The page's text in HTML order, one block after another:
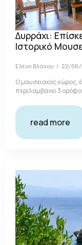
Δυρράχι:
Ιστορικό
Ελένη Βλάχου 22/06/
Ο μουσειακός χώρος,
περιλαμβάνει 3
read more